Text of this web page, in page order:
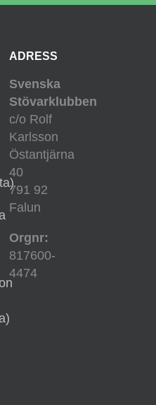
ADRESS
Svenska
Stövarklubben
c/o Rolf
Karlsson
Östantjärna
40
791 92
Falun
Orgnr:
817600-
4474